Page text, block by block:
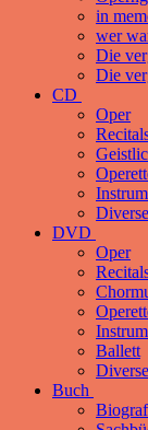
in
wer
Die
Die
CD
Oper
DVD
Oper
Ballett
Buch